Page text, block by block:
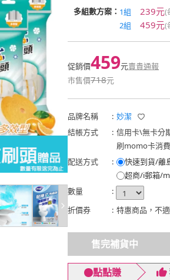
多組數方案： 1組 239元(
2組
459元(
促銷價459元賣貴通報
市售價718元
品牌名稱 : 妙潔
結帳方式
: 信用卡\無卡分
刷momo卡消
配送方式
:
快速到貨/離
超商/i郵箱/
數量
:
折價券
: 特惠商品，不
售完補貨中
點點賺